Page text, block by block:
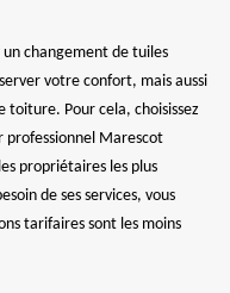
changement de tuiles
votre confort, mais aussi
toiture. Pour cela, choisissez
professionnel Marescot
propriétaires les plus
de ses services, vous
tarifaires sont les moins